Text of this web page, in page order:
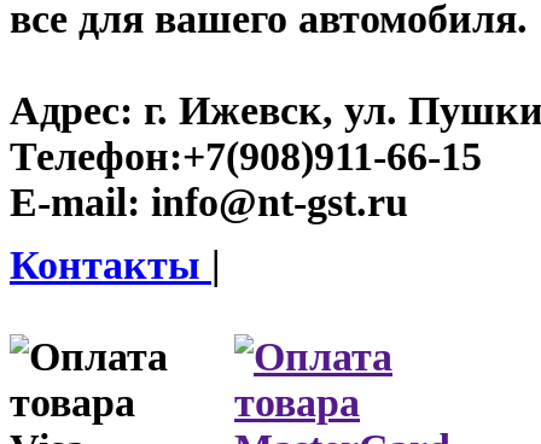
все для вашего автомобиля.
Адрес: г. Ижевск, ул.
Телефон:+7(908)911-66-15
E-mail: info@nt-gst.ru
Контакты |